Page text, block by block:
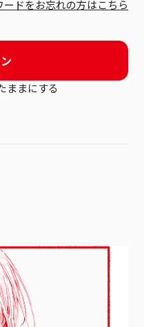
ードをお忘れの方はこちら
ままにする